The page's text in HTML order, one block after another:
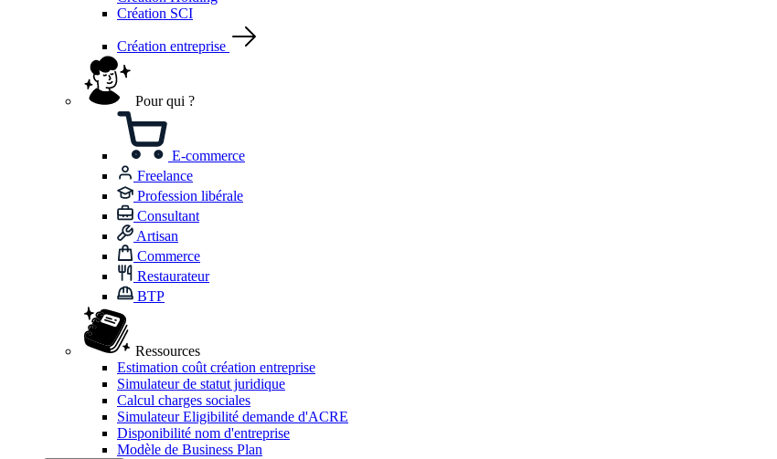
Création SCI
Création entreprise
Pour qui ?
E-commerce
Freelance
Profession libérale
Consultant
Artisan
Commerce
Restaurateur
BTP
Ressources
Estimation coût création entreprise
Simulateur de statut juridique
Calcul charges sociales
Simulateur Eligibilité demande d'ACRE
Disponibilité nom d'entreprise
Modèle de Business Plan